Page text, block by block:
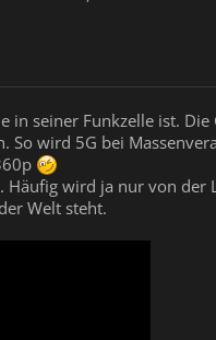
seiner Funkzelle ist.
wird 5G bei
wird ja nur von der
Welt steht.